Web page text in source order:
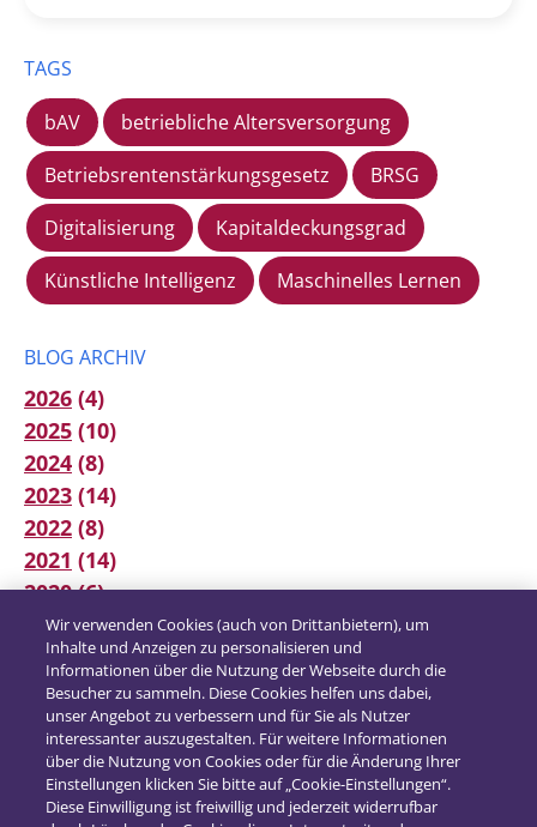
TAGS
bAV
betriebliche Altersversorgung
Betriebsrentenstärkungsgesetz
BRSG
Digitalisierung
Kapitaldeckungsgrad
Künstliche Intelligenz
Maschinelles Lernen
BLOG ARCHIV
2026 (4)
2025 (10)
2024 (8)
2023 (14)
2022 (8)
2021 (14)
2020(6)
2019(12)
2018(16)
2017(21)
Wir verwenden Cookies (auch von Drittanbietern), um
Inhalte und Anzeigen zu personalisieren und
Informationen über die Nutzung der Webseite durch die
Besucher zu sammeln. Diese Cookies helfen uns dabei,
unser Angebot zu verbessern und für Sie als Nutzer
interessanter auszugestalten. Für weitere Informationen
über die Nutzung von Cookies oder für die Änderung Ihrer
Einstellungen klicken Sie bitte auf „Cookie-Einstellungen“.
Diese Einwilligung ist freiwillig und jederzeit widerrufbar